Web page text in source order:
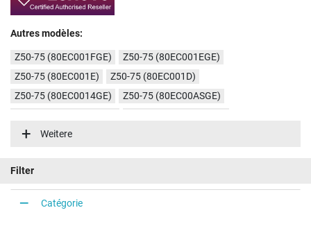
Autres modèles:
Z50-75 (80EC001FGE)
Z50-75 (80EC001EGE)
Z50-75 (80EC001E)
Z50-75 (80EC001D)
Z50-75 (80EC0014GE)
Z50-75 (80EC00ASGE)
Weitere
Filter
Catégorie